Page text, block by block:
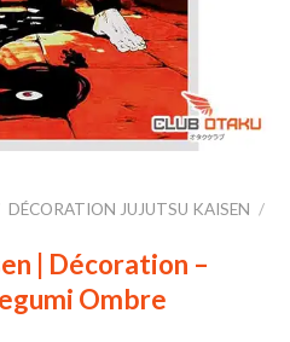
DÉCORATION JUJUTSU KAISEN /
| Décoration –
Ombre